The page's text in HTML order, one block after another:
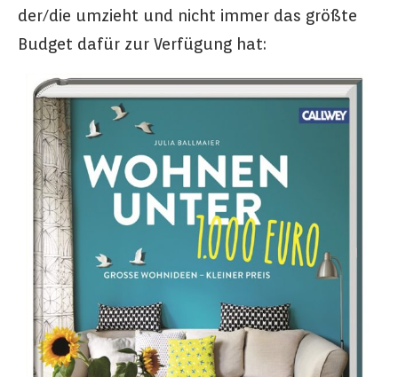
der/die umzieht und nicht immer das größte
Budget dafür zur Verfügung hat: